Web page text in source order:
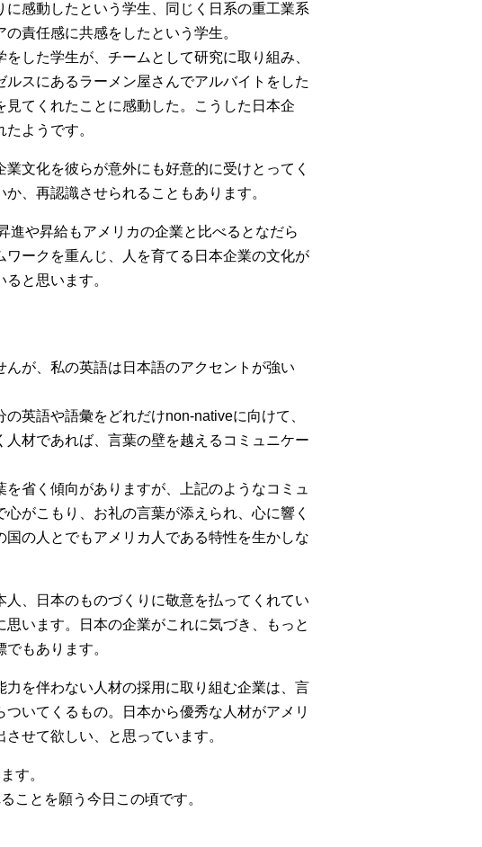
感動したという学生、同じく日系の重工業系
責任感に共感をしたという学生。
した学生が、チームとして研究に取り組み、
スにあるラーメン屋さんでアルバイトをした
てくれたことに感動した。こうした日本企
ようです。
文化を彼らが意外にも好意的に受けとってく
、再認識させられることもあります。
進や昇給もアメリカの企業と比べるとなだら
ークを重んじ、人を育てる日本企業の文化が
と思います。
が、私の英語は日本語のアクセントが強い
英語や語彙をどれだけnon-nativeに向けて、
材であれば、言葉の壁を越えるコミュニケー
省く傾向がありますが、上記のようなコミュ
がこもり、お礼の言葉が添えられ、心に響く
の人とでもアメリカ人である特性を生かしな
、日本のものづくりに敬意を払ってくれてい
います。日本の企業がこれに気づき、もっと
もあります。
を伴わない人材の採用に取り組む企業は、言
いてくるもの。日本から優秀な人材がアメリ
せて欲しい、と思っています。
す。
ことを願う今日この頃です。